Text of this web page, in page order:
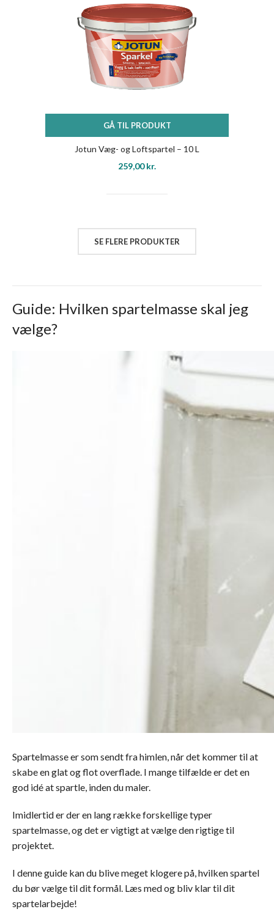
GÅ TIL PRODUKT
Jotun Væg- og Loftspartel – 10 L
259,00kr.
SE FLERE PRODUKTER
Guide: Hvilken spartelmasse skal jeg
vælge?
Spartelmasse er som sendt fra himlen, når det kommer til at
skabe en glat og flot overflade. I mange tilfælde er det en
god idé at spartle, inden du maler.
Imidlertid er der en lang række forskellige typer
spartelmasse, og det er vigtigt at vælge den rigtige til
projektet.
I denne guide kan du blive meget klogere på, hvilken spartel
du bør vælge til dit formål. Læs med og bliv klar til dit
spartelarbejde!